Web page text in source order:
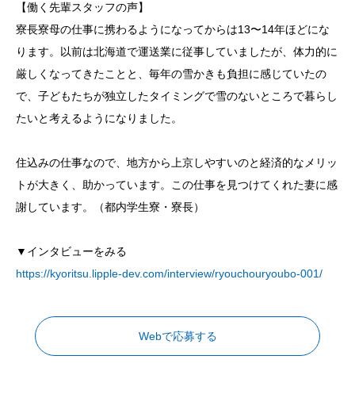
【働く先輩スタッフの声】
寮長寮母の仕事に携わるようになってからは13〜14年ほどにな
ります。以前は北海道で運送業に従事していましたが、体力的に
厳しくなってきたことと、毎年の雪かきも負担に感じていたの
で、子どもたちが独立したタイミングで雪のないところで暮らし
たいと考えるようになりました。
住込みの仕事なので、地方から上京しやすいのと経済的なメリッ
トが大きく、助かっています。この仕事を見つけてくれた妻に感
謝しています。（都内学生寮・寮長）
▼インタビューをみる
https://kyoritsu.lipple-dev.com/interview/ryouchouryoubo-001/
Webで応募する